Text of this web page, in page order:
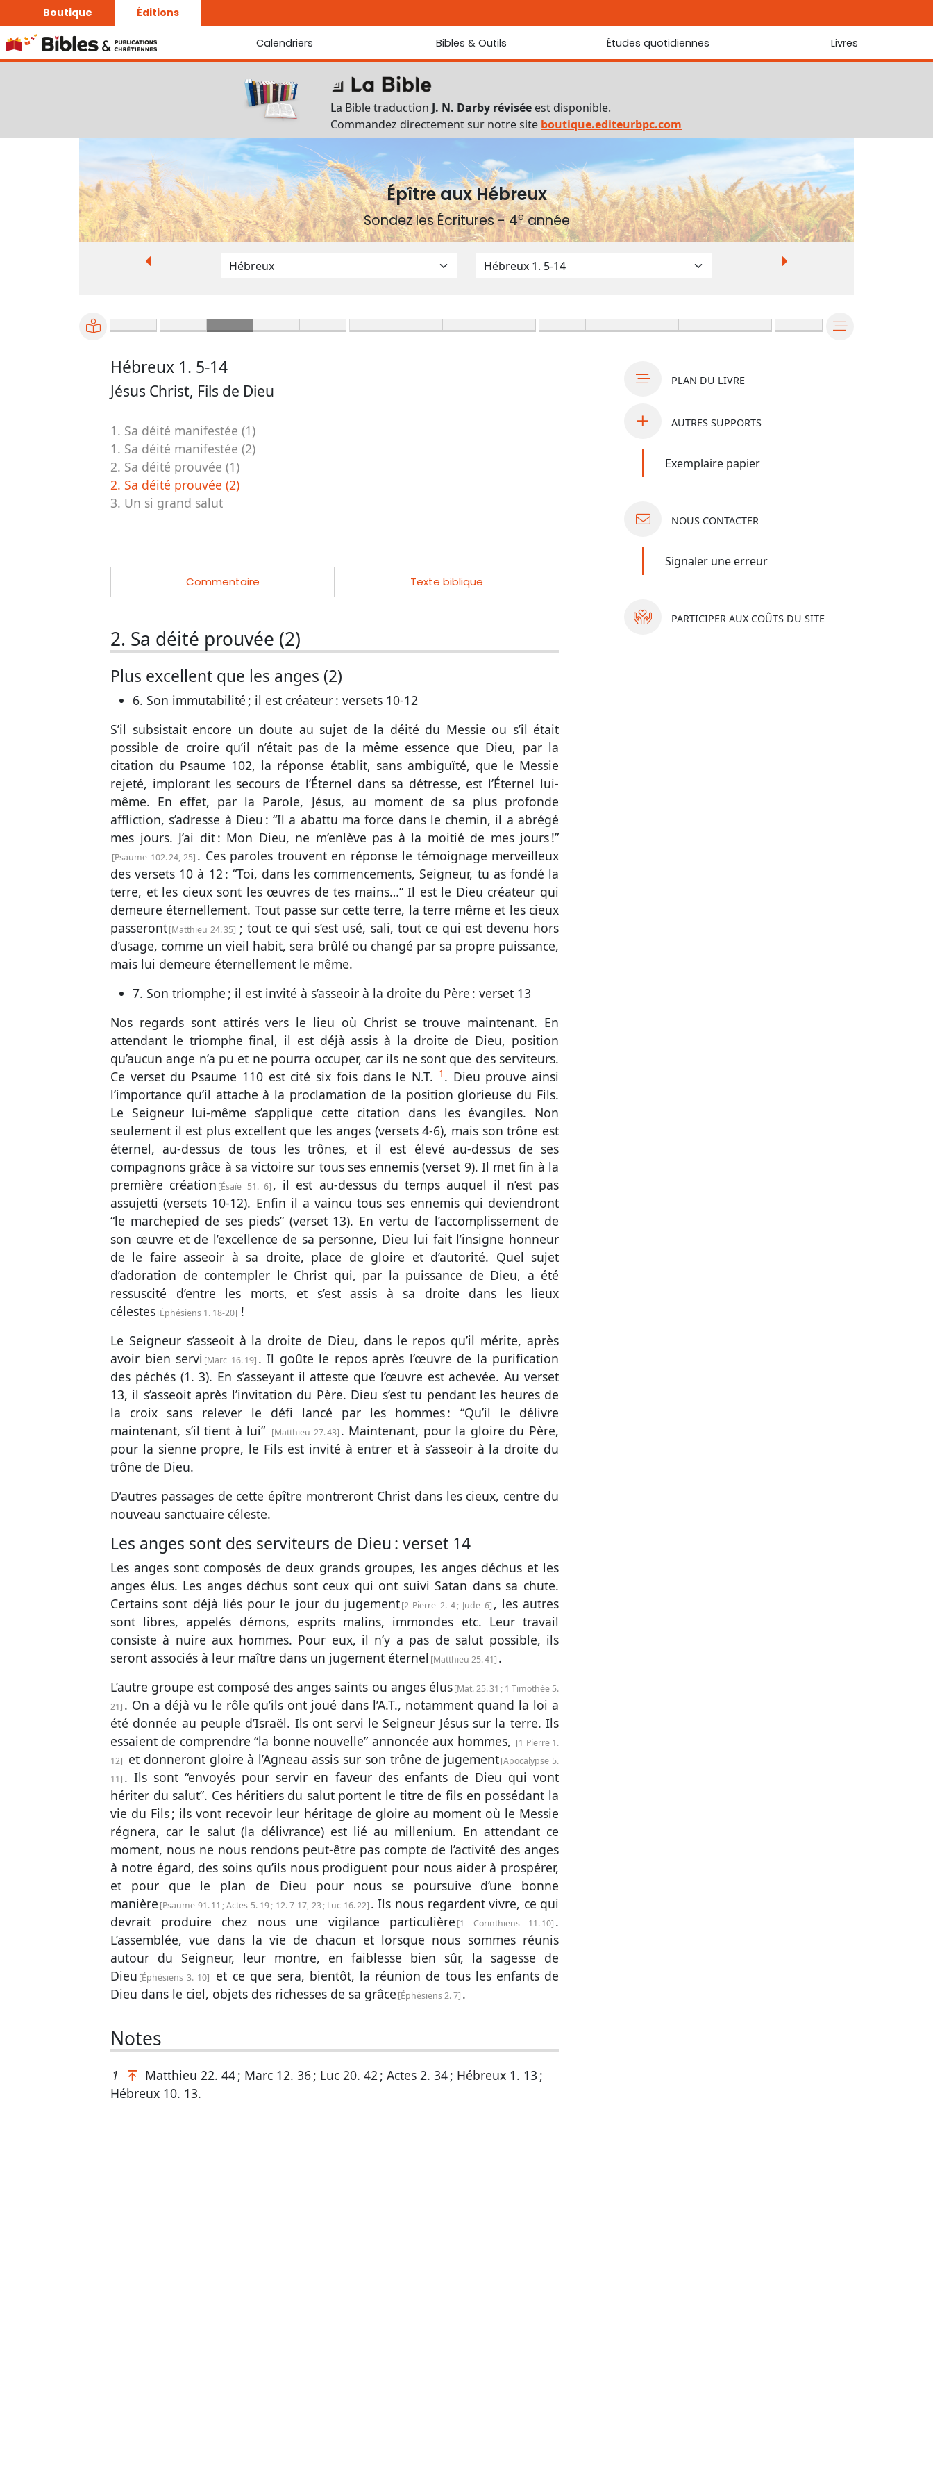
Boutique Éditions
Calendriers
La Bonne Semence
Le Seigneur est proche
Bibles & Outils
Bibles
Traduction J. N. Darby révisée
Traduction J. N. Darby
Ancien Testament interlinéaire
Outils
Dictionnaire français du Nouveau Testament
Lexique grec du Nouveau Testament
Questionnaire de connaissances du Nouveau Testament
Téléchargements
Études quotidiennes Livres
Bibliothèque
La Bible traduction J. N. Darby révisée est disponible.
Commandez directement sur notre site boutique.editeurbpc.com
Épître aux Hébreux
Sondez les Écritures - 4eannée
Hébreux 1. 5-14
Jésus Christ, Fils de Dieu
1. Sa déité manifestée (1)
1. Sa déité manifestée (2)
2. Sa déité prouvée (1)
2. Sa déité prouvée (2)
3. Un si grand salut
Commentaire Texte biblique
2. Sa déité prouvée (2)
Plus excellent que les anges (2)
6. Son immutabilité ; il est créateur : versets 10-12
S’il subsistait encore un doute au sujet de la déité du Messie ou s’il était
possible de croire qu’il n’était pas de la même essence que Dieu, par la
citation du Psaume 102, la réponse établit, sans ambiguïté, que le Messie
rejeté, implorant les secours de l’Éternel dans sa détresse, est l’Éternel lui-
même. En effet, par la Parole, Jésus, au moment de sa plus profonde
affliction, s’adresse à Dieu : “Il a abattu ma force dans le chemin, il a abrégé
mes jours. J’ai dit : Mon Dieu, ne m’enlève pas à la moitié de mes jours !”
Psaume 102. 24, 25 . Ces paroles trouvent en réponse le témoignage merveilleux
desversets 10 à 12: “Toi, dans les commencements, Seigneur, tu as fondé la
terre, et les cieux sont les œuvres de tes mains…” Il est le Dieu créateur qui
demeure éternellement. Tout passe sur cette terre, la terre même et les cieux
passeront Matthieu 24. 35 ; tout ce qui s’est usé, sali, tout ce qui est devenu hors
d’usage, comme un vieil habit, sera brûlé ou changé par sa propre puissance,
mais lui demeure éternellement le même.
7. Son triomphe ; il est invité à s’asseoir à la droite du Père : verset 13
Nos regards sont attirés vers le lieu où Christ se trouve maintenant. En
attendant le triomphe final, il est déjà assis à la droite de Dieu, position
qu’aucun ange n’a pu et ne pourra occuper, car ils ne sont que des serviteurs.
Ce verset du Psaume 110est cité six fois dans le N.T. 1 . Dieu prouve ainsi
l’importance qu’il attache à la proclamation de la position glorieuse du Fils.
Le Seigneur lui-même s’applique cette citation dans les évangiles. Non
seulement il est plus excellent que les anges (versets 4-6), mais son trône est
éternel, au-dessus de tous les trônes, et il est élevé au-dessus de ses
compagnons grâce à sa victoire sur tous ses ennemis (verset 9). Il met fin à la
première création Ésaïe 51. 6 , il est au-dessus du temps auquel il n’est pas
assujetti (versets 10-12). Enfin il a vaincu tous ses ennemis qui deviendront
“le marchepied de ses pieds” (verset 13). En vertu de l’accomplissement de
son œuvre et de l’excellence de sa personne, Dieu lui fait l’insigne honneur
de le faire asseoir à sa droite, place de gloire et d’autorité. Quel sujet
d’adoration de contempler le Christ qui, par la puissance de Dieu, a été
ressuscité d’entre les morts, et s’est assis à sa droite dans les lieux
célestes Éphésiens 1. 18-20 !
Le Seigneur s’asseoit à la droite de Dieu, dans le repos qu’il mérite, après
avoir bien servi Marc 16. 19 . Il goûte le repos après l’œuvre de la purification
des péchés (1. 3). En s’asseyant il atteste que l’œuvre est achevée. Auverset
13, il s’asseoit après l’invitation du Père. Dieu s’est tu pendant les heures de
la croix sans relever le défi lancé par les hommes : “Qu’il le délivre
maintenant, s’il tient à lui”
Matthieu 27. 43 . Maintenant, pour la gloire du Père,
pour la sienne propre, le Fils est invité à entrer et à s’asseoir à la droite du
trône de Dieu.
D’autres passages de cette épître montreront Christ dans les cieux, centre du
nouveau sanctuaire céleste.
Les anges sont des serviteurs de Dieu : verset 14
Les anges sont composés de deux grands groupes, les anges déchus et les
anges élus. Les anges déchus sont ceux qui ont suivi Satan dans sa chute.
Certains sont déjà liés pour le jour du jugement 2 Pierre 2. 4; Jude 6 , les autres
sont libres, appelés démons, esprits malins, immondes etc. Leur travail
consiste à nuire aux hommes. Pour eux, il n’y a pas de salut possible, ils
seront associés à leur maître dans un jugement éternel Matthieu 25. 41 .
L’autre groupe est composé des anges saints ou anges élus Mat. 25. 31 ; 1 Timothée 5.
21 . On a déjà vu le rôle qu’ils ont joué dans l’A.T., notamment quand la loi a
été donnée au peuple d’Israël. Ils ont servi le Seigneur Jésus sur la terre. Ils
essaient de comprendre “la bonne nouvelle” annoncée aux hommes,
1 Pierre 1.
12
et donneront gloire à l’Agneau assis sur son trône de jugement Apocalypse 5.
11 . Ils sont “envoyés pour servir en faveur des enfants de Dieu qui vont
hériter du salut”. Ces héritiers du salut portent le titre de fils en possédant la
vie du Fils ; ils vont recevoir leur héritage de gloire au moment où le Messie
régnera, car le salut (la délivrance) est lié au millenium. En attendant ce
moment, nous ne nous rendons peut-être pas compte de l’activité des anges
à notre égard, des soins qu’ils nous prodiguent pour nous aider à prospérer,
et pour que le plan de Dieu pour nous se poursuive d’une bonne
manière Psaume 91. 11 ;Actes 5. 19; 12. 7-17, 23; Luc 16. 22 . Ils nous regardent vivre, ce qui
devrait produire chez nous une vigilance particulière 1 Corinthiens 11. 10 .
L’assemblée, vue dans la vie de chacun et lorsque nous sommes réunis
autour du Seigneur, leur montre, en faiblesse bien sûr, la sagesse de
Dieu Éphésiens 3. 10
et ce que sera, bientôt, la réunion de tous les enfants de
Dieu dans le ciel, objets des richesses de sa grâce Éphésiens 2. 7 .
Notes
1 Matthieu 22. 44; Marc 12. 36; Luc 20. 42; Actes 2. 34; Hébreux 1. 13 ;
Hébreux 10. 13.
PLAN DU LIVRE
AUTRES SUPPORTS
Exemplaire papier
NOUS CONTACTER
Signaler une erreur
PARTICIPER AUX COÛTS DU SITE